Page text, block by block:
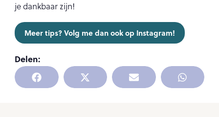
Delen:
je dankbaar zijn!
Meer tips? Volg me dan ook op Instagram!